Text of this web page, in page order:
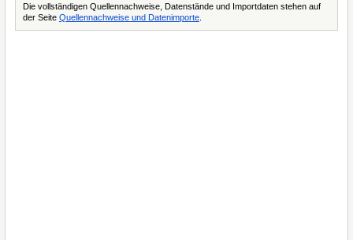
Die vollständigen Quellennachweise, Datenstände und Importdaten stehen auf
der Seite Quellennachweise und Datenimporte